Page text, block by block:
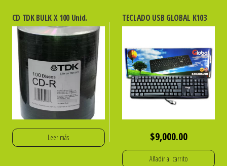
CD TDK BULK X 100 Unid.
Leer más
TECLADO USB GLOBAL K103
$9,000.00
Añadir al carrito